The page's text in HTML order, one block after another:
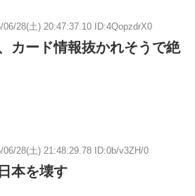
06/28(土) 20:47:37.10 ID:4QopzdrX0
カード情報抜かれそうで絶
06/28(土) 21:48:29.78 ID:0b/v3ZH/0
本を壊す